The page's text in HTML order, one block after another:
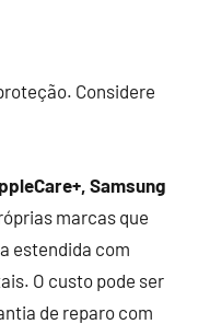
Considere
Samsung
marcas que
estendida com
O custo pode ser
de reparo com